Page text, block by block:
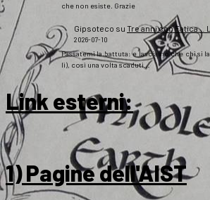
che non esiste. Grazie
Gipsoteco su Tre anni con Fatica…
2026-07-10
Passatemi la battuta: e lasciamo che chi si
lì), così una volta scaduti…
Link esterni:
1) Pagine dell'AIST